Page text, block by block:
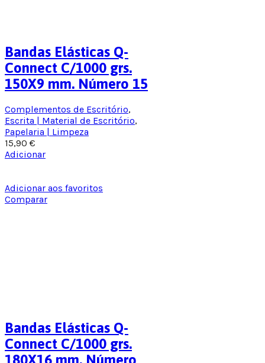
Adicionar aos favoritos
Comparar
Bandas Elásticas Q-
Connect C/1000 grs.
150X9 mm. Número 15
Complementos de Escritório,
Escrita | Material de Escritório,
Papelaria | Limpeza
15,90 €
Adicionar
Bandas Elásticas Q-
Connect C/1000 grs.
180X16 mm. Número